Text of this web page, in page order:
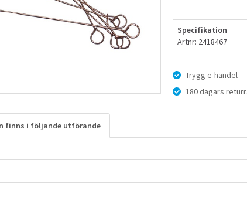
Specifikation
Artnr: 2418467
Trygg e-handel
180 dagars
finns i följande utförande